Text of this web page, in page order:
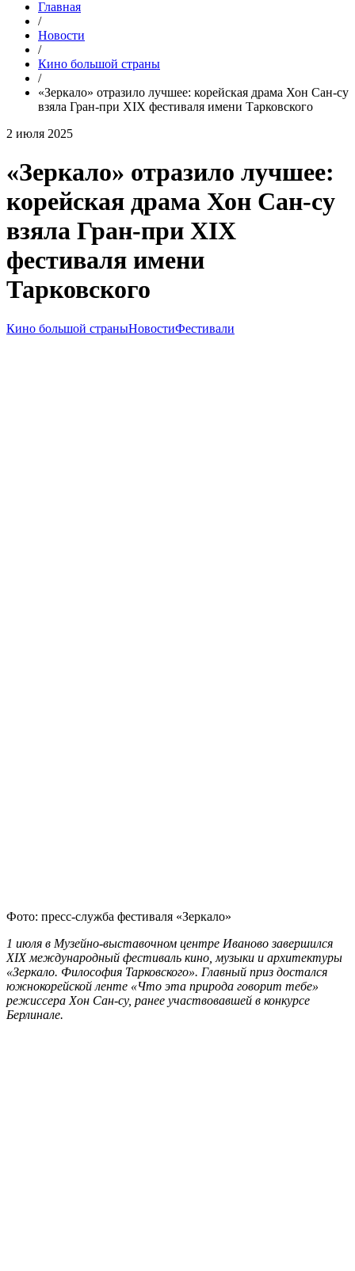
Главная
/
Новости
/
Кино большой страны
/
«Зеркало» отразило лучшее: корейская драма Хон Сан-су
взяла Гран-при XIX фестиваля имени Тарковского
2 июля 2025
«Зеркало» отразило лучшее:
корейская драма Хон Сан-су
взяла Гран-при XIX
фестиваля имени
Тарковского
Кино большой страныНовостиФестивали
Фото: пресс-служба фестиваля «Зеркало»
1 июля в Музейно-выставочном центре Иваново завершился
XIX международный фестиваль кино, музыки и архитектуры
«Зеркало. Философия Тарковского». Главный приз достался
южнокорейской ленте «Что эта природа говорит тебе»
режиссера Хон Сан-су, ранее участвовавшей в конкурсе
Берлинале.